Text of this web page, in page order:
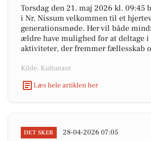
Torsdag den 21. maj 2026 kl. 09:45
i Nr. Nissum velkommen til et
generationsmøde. Her vil både
ældre have mulighed for at deltage
aktiviteter, der fremmer fællesskab
Kilde: Kultunaut
Læs hele artiklen her
DET SKER 28-04-2026 07:05